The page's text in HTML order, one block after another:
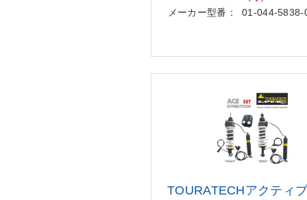
メーカー型番： 01-044-5838-
TOURATECHアクティ